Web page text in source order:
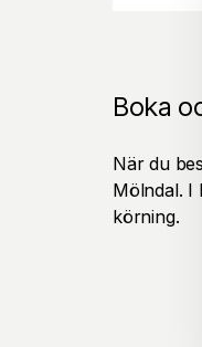
Boka
När du
Mölndal. I
körning.